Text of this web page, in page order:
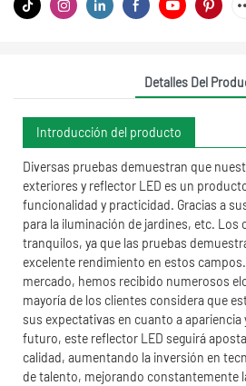
Detalles Del
Introducción del producto
Diversas pruebas demuestran que
exteriores y reflector LED es un
funcionalidad y practicidad. Gracias a
para la iluminación de jardines, etc. Los
tranquilos, ya que las pruebas
excelente rendimiento en estos
mercado, hemos recibido numerosos
mayoría de los clientes considera que
sus expectativas en cuanto a apariencia
futuro, este reflector LED seguirá
calidad, aumentando la inversión en
de talento, mejorando constantemente